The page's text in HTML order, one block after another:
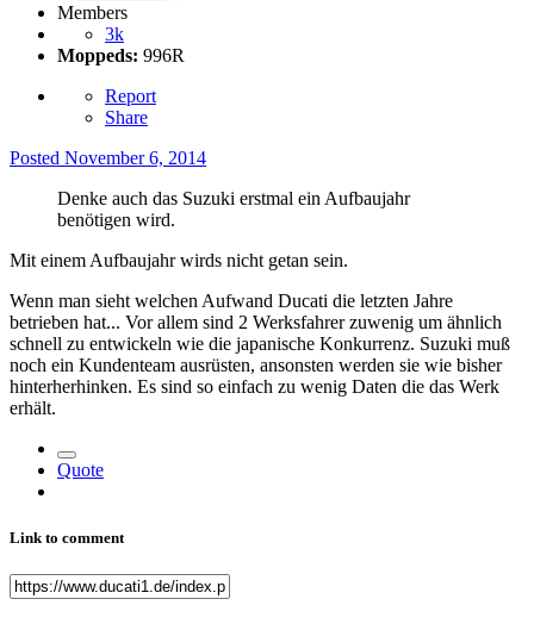
Members
3k
Moppeds: 996R
Report
Share
Posted November 6, 2014
Denke auch das Suzuki erstmal ein Aufbaujahr
benötigen wird.
Mit einem Aufbaujahr wirds nicht getan sein.
Wenn man sieht welchen Aufwand Ducati die letzten Jahre
betrieben hat... Vor allem sind 2 Werksfahrer zuwenig um ähnlich
schnell zu entwickeln wie die japanische Konkurrenz. Suzuki muß
noch ein Kundenteam ausrüsten, ansonsten werden sie wie bisher
hinterherhinken. Es sind so einfach zu wenig Daten die das Werk
erhält.
Quote
Link to comment